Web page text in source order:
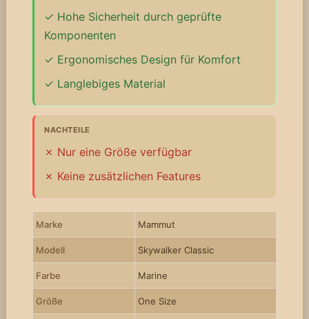
Hohe Sicherheit durch geprüfte
Komponenten
Ergonomisches Design für Komfort
Langlebiges Material
NACHTEILE
Nur eine Größe verfügbar
Keine zusätzlichen Features
Marke Mammut
Modell Skywalker Classic
Farbe Marine
Größe One Size